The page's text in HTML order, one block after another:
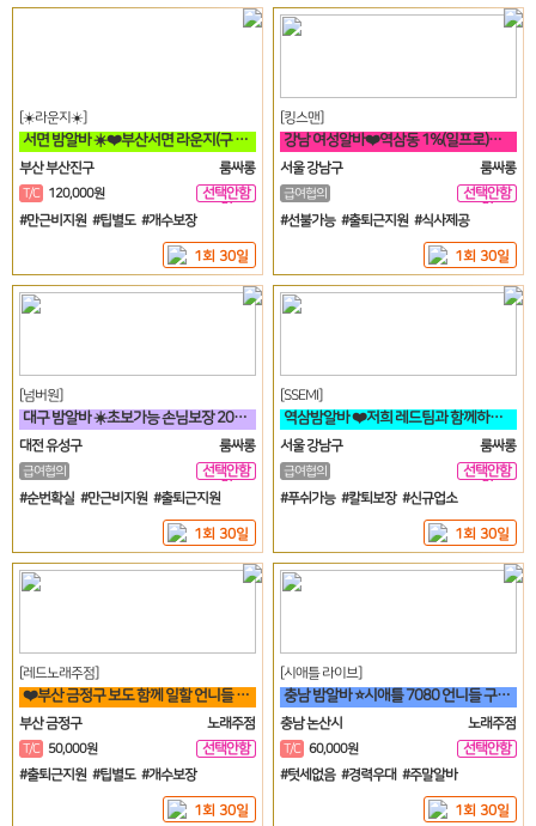
[☀️라운지☀️]
서면 밤알바 ☀️❤️부산서면 라운지(구 갤러리) 언니들 모십니다❤️☀️
부산 부산진구
룸싸롱
T/C 120,000원
선택안함
일
#만근비지원 #팁별도 #개수보장
1회 30일
[킹스맨]
강남 여성알바❤️역삼동 1%(일프로)&텐프로 직영 강남 1등❤️
서울 강남구
룸싸롱
급여협의
선택안함
일
#선불가능 #출퇴근지원 #식사제공
1회 30일
[넘버원]
대구 밤알바 ☀️초보가능 손님보장 20대30대가족모집☀️
대전 유성구
룸싸롱
급여협의
선택안함
일
#순번확실 #만근비지원 #출퇴근지원
1회 30일
[SSEMI]
역삼밤알바 ❤️저희 레드팀과 함께하실분~~!!❤️
서울 강남구
룸싸롱
급여협의
선택안함
일
#푸쉬가능 #칼퇴보장 #신규업소
1회 30일
[레드노래주점]
❤️부산 금정구 보도 함께 일할 언니들 모집 노래방알바❤️
부산 금정구
노래주점
T/C 50,000원
선택안함
#출퇴근지원 #팁별도 #개수보장
1회 30일
[시애틀 라이브]
충남 밤알바 ⭐시애틀 7080 언니들 구함⭐
충남 논산시
노래주점
T/C 60,000원
선택안함
#텃세없음 #경력우대 #주말알바
1회 30일